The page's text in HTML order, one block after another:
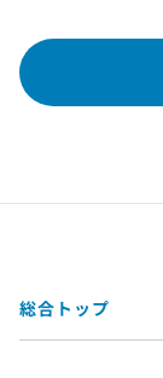
総合トップ